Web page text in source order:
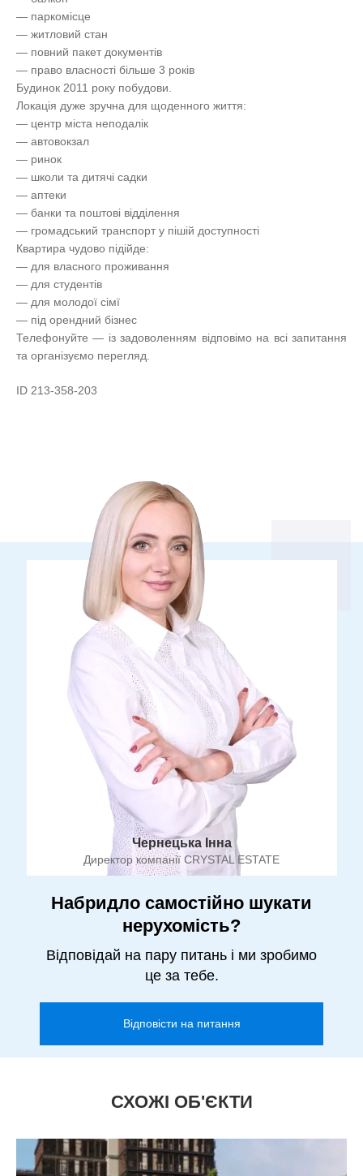
— паркомісце
— житловий стан
— повний пакет документів
— право власності більше 3 років
Будинок 2011 року побудови.
Локація дуже зручна для щоденного життя:
— центр міста неподалік
— автовокзал
— ринок
— школи та дитячі садки
— аптеки
— банки та поштові відділення
— громадський транспорт у пішій доступності
Квартира чудово підійде:
— для власного проживання
— для студентів
— для молодої сімї
— під орендний бізнес
Телефонуйте — із задоволенням відповімо на всі запитання
та організуємо перегляд.
ID 213-358-203
Чернецька Інна
Директор компанії CRYSTAL ESTATE
Набридло самостійно шукати
нерухомість?
Відповідай на пару питань і ми зробимо
це за тебе.
Відповісти на питання
СХОЖІ ОБ'ЄКТИ